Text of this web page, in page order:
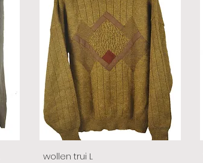
wollen trui L